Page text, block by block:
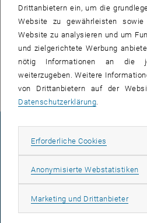
Vergangene Veranstaltungen
VERANSTALTUNGEN
Es gibt keine Veranstaltungen in der
Drittanbietern ein, um die
Website zu gewährleisten
Website zu analysieren und um
und zielgerichtete Werbung
nötig Informationen an die
weiterzugeben. Weitere
von Drittanbietern auf der
Datenschutzerklärung.
Erforderliche Cookies
Anonymisierte Webstatistiken
Marketing und Drittanbieter